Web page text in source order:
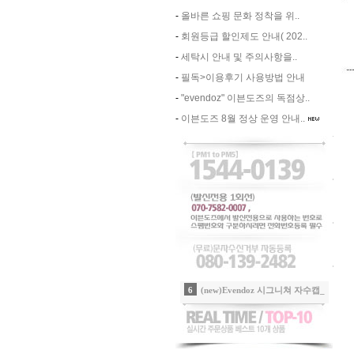
- 올바른 쇼핑 문화 정착을 위..
- 회원등급 할인제도 안내( 202..
- 세탁시 안내 및 주의사항을..
- 필독>이용후기 사용방법 안내
- "evendoz" 이븐도즈의 독점상..
- 이븐도즈 8월 정상 운영 안내..
7 자수포인트 라운드티_2color
8 스티치 패치포인트 라운드 반팔티